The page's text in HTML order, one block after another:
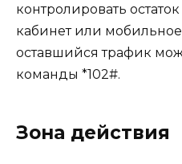
контролировать
кабинет или
оставшийся трафик
команды *102#.
Зона действия